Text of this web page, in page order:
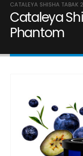
CATALEYA SHISHA
Cataleya
Phantom